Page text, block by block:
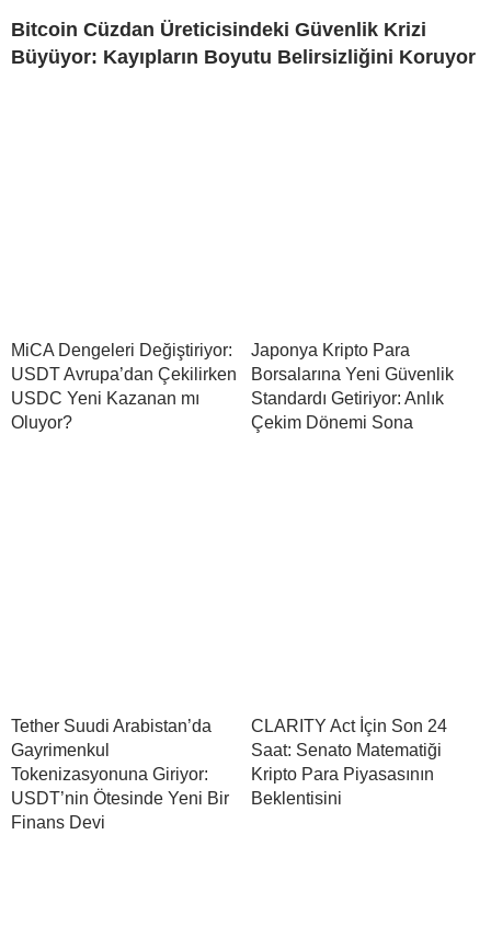
Bitcoin Cüzdan Üreticisindeki Güvenlik Krizi
Büyüyor: Kayıpların Boyutu Belirsizliğini Koruyor
MiCA Dengeleri Değiştiriyor:
USDT Avrupa’dan Çekilirken
USDC Yeni Kazanan mı
Oluyor?
Japonya Kripto Para
Borsalarına Yeni Güvenlik
Standardı Getiriyor: Anlık
Çekim Dönemi Sona
Tether Suudi Arabistan’da
Gayrimenkul
Tokenizasyonuna Giriyor:
USDT’nin Ötesinde Yeni Bir
Finans Devi
CLARITY Act İçin Son 24
Saat: Senato Matematiği
Kripto Para Piyasasının
Beklentisini